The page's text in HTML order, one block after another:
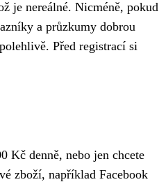
je nereálné. Nicméně, pokud
a průzkumy dobrou
Před registrací si
Kč denně, nebo jen chcete
zboží, například Facebook